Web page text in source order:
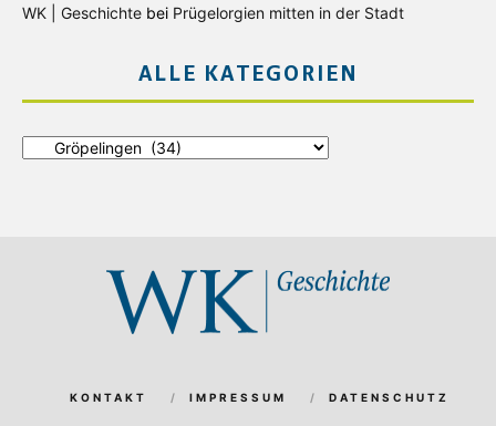
WK | Geschichte bei Prügelorgien mitten in der Stadt
ALLE KATEGORIEN
KONTAKT IMPRESSUM DATENSCHUTZ